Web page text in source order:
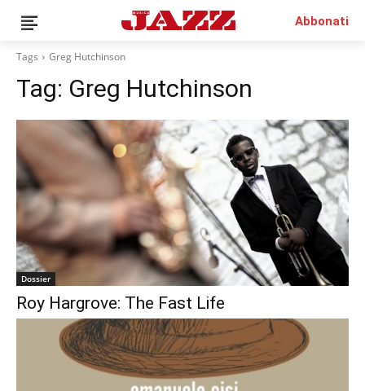
QUESTO È UN CONTENUTO PREMIUM!ABBONATI!
SE SEI GIÀ ABBONATO ACCEDI CON LA TUA USER E
PASSWORD!
Abbonati
Tags Greg Hutchinson
Tag: Greg Hutchinson
Dossier
Roy Hargrove: The Fast Life